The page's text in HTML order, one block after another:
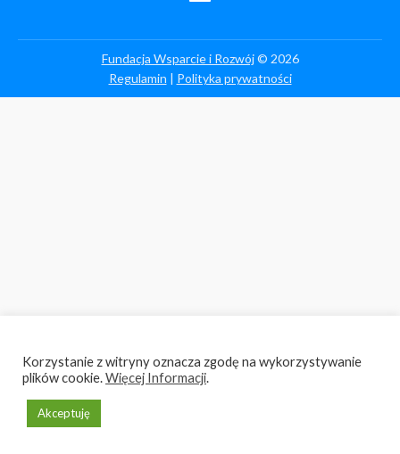
Fundacja Wsparcie i Rozwój© 2026
Regulamin | Polityka prywatności
Korzystanie z witryny oznacza zgodę na wykorzystywanie
plików cookie.Więcej Informacji.
Akceptuję